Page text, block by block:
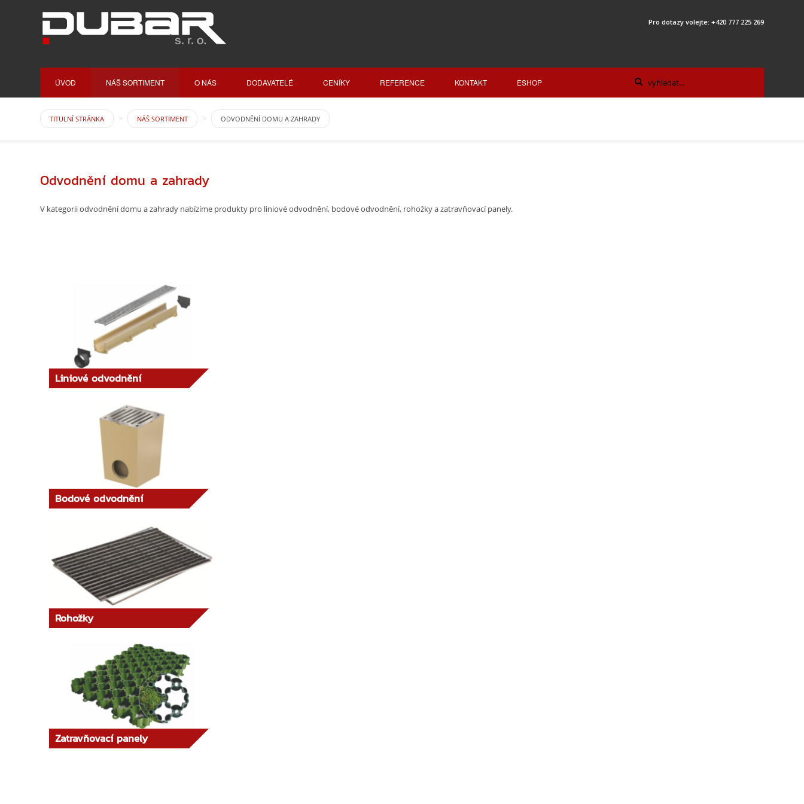
Pro dotazy volejte: +420 777 225 269
ÚVOD NÁŠ SORTIMENT O NÁS DODAVATELÉ CENÍKY REFERENCE KONTAKT ESHOP
TITULNÍ STRÁNKA NÁŠ SORTIMENT ODVODNĚNÍ DOMU A ZAHRADY
Odvodnění domu a zahrady
V kategorii odvodnění domu a zahrady nabízíme produkty pro liniové odvodnění, bodové odvodnění, rohožky a zatravňovací panely.
Liniové odvodnění
Bodové odvodnění
Rohožky
Zatravňovací panely